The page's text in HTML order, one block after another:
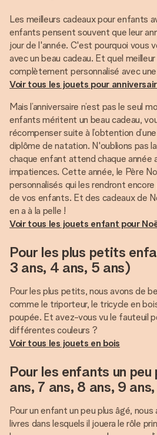
Les meilleurs cadeaux pour enfants
enfants pensent souvent que leur
jour de l'année. C'est pourquoi vous
avec un beau cadeau. Et quel
Voir tous les jouets pour
Mais l’anniversaire n’est pas le seul
enfants méritent un beau cadeau,
récompenser suite à l’obtention
diplôme de natation. N'oublions pas
chaque enfant attend chaque année
impatiences. Cette année, le Père
personnalisés qui les rendront
de vos enfants. Et des cadeaux de
Voir tous les jouets enfant pour
Pour les plus petits
3 ans, 4 ans, 5 ans)
Pour les plus petits, nous avons de
comme le triporteur, le tricycle en
poupée. Et avez-vous vu le fauteuil
Voir tous les jouets en bois
Pour les enfants un
ans, 7 ans, 8 ans, 9
Pour un enfant un peu plus âgé,
livres dans lesquels il jouera le rôle